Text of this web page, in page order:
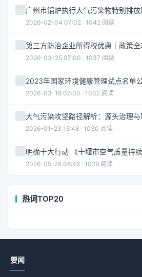
广州市锅炉执行大气污染物特别排
2026-02-04 07:02 · 1042 阅读
第三方防治企业所得税优惠｜政策
2026-03-25 07:00 · 1037 阅读
2023年国家环境健康管理试点名单
2026-03-18 07:00 · 1032 阅读
大气污染攻坚路径解析：源头治理
2026-01-23 15:48 · 1030 阅读
明确十大行动 《十堰市空气质量持
2026-05-28 08:46 · 1029 阅读
热词TOP20
要闻